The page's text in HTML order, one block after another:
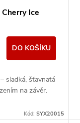
Ice
DO KOŠÍKU
sladká, šťavnatá
na závěr.
Kód: SYX20015